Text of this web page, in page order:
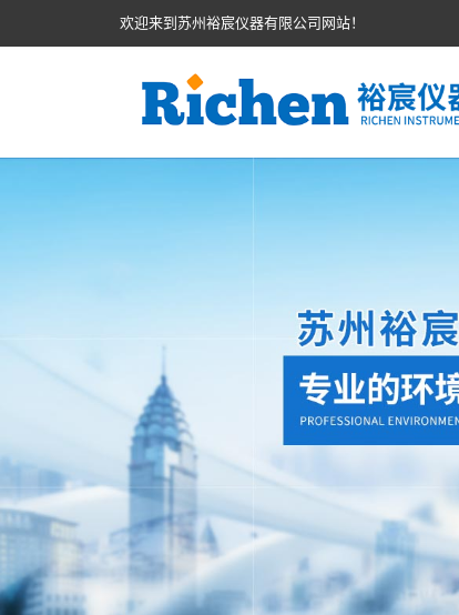
欢迎来到苏州裕宸仪器有限公司网站！